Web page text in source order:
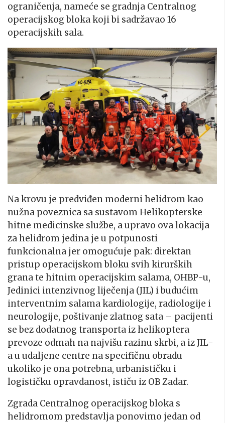
ograničenja, nameće se gradnja Centralnog
operacijskog bloka koji bi sadržavao 16
operacijskih sala.
Na krovu je predviđen moderni helidrom kao
nužna poveznica sa sustavom Helikopterske
hitne medicinske službe, a upravo ova lokacija
za helidrom jedina je u potpunosti
funkcionalna jer omogućuje pak: direktan
pristup operacijskom bloku svih kirurških
grana te hitnim operacijskim salama, OHBP-u,
Jedinici intenzivnog liječenja (JIL) i budućim
interventnim salama kardiologije, radiologije i
neurologije, poštivanje zlatnog sata – pacijenti
se bez dodatnog transporta iz helikoptera
prevoze odmah na najvišu razinu skrbi, a iz JIL-
a u udaljene centre na specifičnu obradu
ukoliko je ona potrebna, urbanističku i
logističku opravdanost, ističu iz OB Zadar.
Zgrada Centralnog operacijskog bloka s
helidromom predstavlja ponovimo jedan od